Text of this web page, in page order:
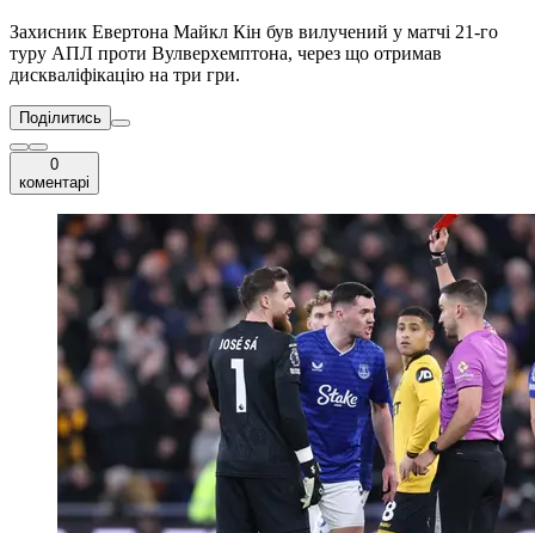
Захисник Евертона Майкл Кін був вилучений у матчі 21-го
туру АПЛ проти Вулверхемптона, через що отримав
дискваліфікацію на три гри.
Поділитись
0
коментарі